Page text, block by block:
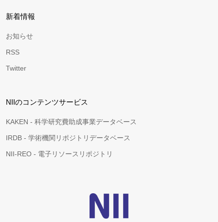
新着情報
お知らせ
RSS
Twitter
NIIのコンテンツサービス
KAKEN - 科学研究費助成事業データベース
IRDB - 学術機関リポジトリデータベース
NII-REO - 電子リソースリポジトリ